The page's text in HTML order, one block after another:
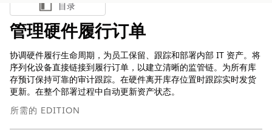
显示目录
目录
管理硬件履行订单
协调硬件履行生命周期，为员工保留、跟踪和部署内部 IT 资产。将
序列化设备直接链接到履行订单，以建立清晰的监管链。为所有库
存预订保持可靠的审计跟踪。在硬件离开库存位置时跟踪实时发货
更新。在整个部署过程中自动更新资产状态。
所需的 EDITION